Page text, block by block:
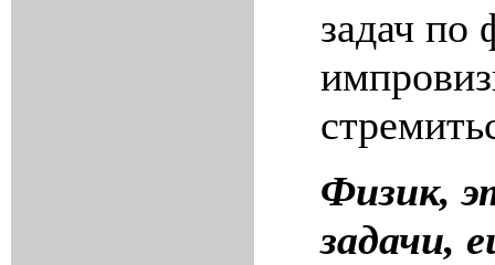
задач по
Физик,
задачи,